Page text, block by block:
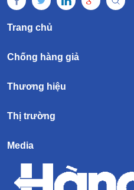
Trang chủ
Chống hàng giả
Thương hiệu
Thị trường
Media